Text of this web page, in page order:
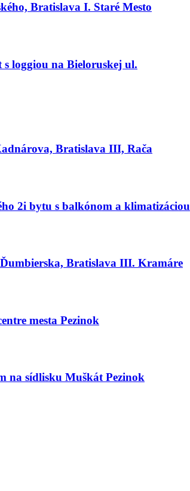
Bratislava I. Staré Mesto
loggiou na Bieloruskej ul.
Bratislava III, Rača
2i bytu s balkónom a klimatizáciou
Bratislava III. Kramáre
mesta Pezinok
na sídlisku Muškát Pezinok